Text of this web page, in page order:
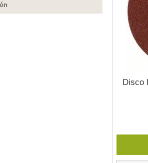
Disco